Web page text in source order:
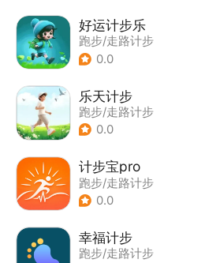
好运计步乐
跑步/走路计步
0.0
乐天计步
跑步/走路计步
0.0
计步宝pro
跑步/走路计步
0.0
幸福计步
跑步/走路计步